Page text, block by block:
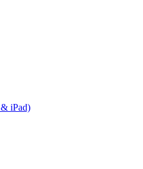
iPad)